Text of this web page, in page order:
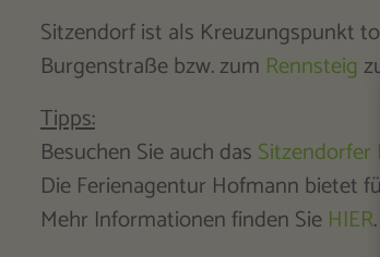
Sitzendorf ist als Kreuzungspunkt
Burgenstraße bzw. zum Rennsteig
Tipps:
Besuchen Sie auch das
Die Ferienagentur Hofmann bietet
Mehr Informationen finden Sie HIER.